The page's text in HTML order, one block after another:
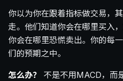
你以为你在跟着指标做交易，
走。他们知道你会在哪里买入
你会在哪里恐慌卖出。你的每
们的预期之中。
怎么办？ 不是不用MACD，而